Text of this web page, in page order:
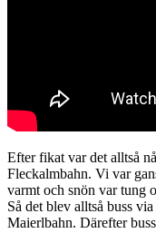
Efter fikat var det alltså
Fleckalmbahn. Vi var
varmt och snön var tung
Så det blev alltså buss
Maierlbahn. Därefter